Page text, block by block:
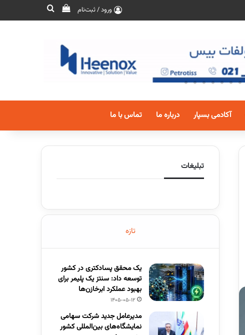
ورود / ثبت‌نام
آکادمی بسپار درباره ما تماس با ما
تبلیغات
تازه
یک محقق پسادکتری در کشور
توسعه داد: سنتز یک پلیمر برای
بهبود عملکرد ابرخازن‌ها
1405-05-12
مدیرعامل جدید شرکت سهامی
نمایشگاه‌های بین‌المللی کشور